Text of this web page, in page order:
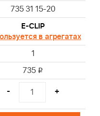
735 31 15-20
E-CLIP
в агрегатах
1
735 i
- +